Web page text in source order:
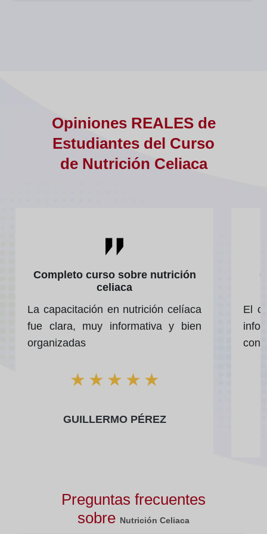
Opiniones REALES de
Estudiantes del Curso
de Nutrición Celiaca
Completo curso sobre nutrición
celiaca
La capacitación en nutrición celíaca
fue clara, muy informativa y bien
organizadas
★ ★ ★ ★ ★
GUILLERMO PÉREZ
El
Preguntas frecuentes
sobre Nutrición Celiaca